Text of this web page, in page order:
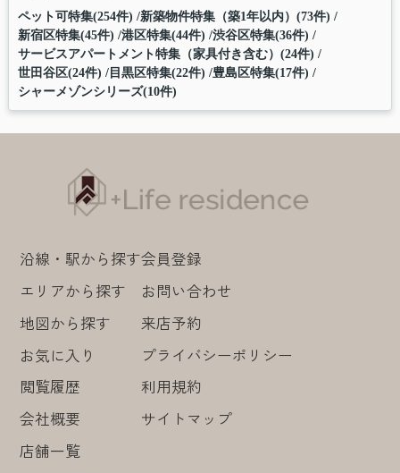
ペット可特集(254件) 新築物件特集（築1年以内）(73件)
新宿区特集(45件) 港区特集(44件) 渋谷区特集(36件)
サービスアパートメント特集（家具付き含む）(24件)
世田谷区(24件) 目黒区特集(22件) 豊島区特集(17件)
シャーメゾンシリーズ(10件)
沿線・駅から探す
エリアから探す
地図から探す
お気に入り
閲覧履歴
会社概要
店舗一覧
会員登録
お問い合わせ
来店予約
プライバシーポリシー
利用規約
サイトマップ